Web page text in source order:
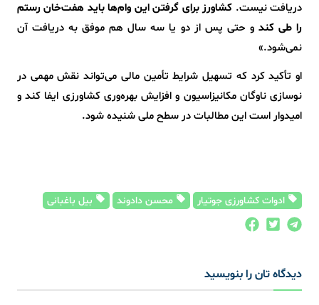
دریافت نیست. کشاورز برای گرفتن این وام‌ها باید هفت‌خان رستم
را طی کند و حتی پس از دو یا سه سال هم موفق به دریافت آن
نمی‌شود.»
او تأکید کرد که تسهیل شرایط تأمین مالی می‌تواند نقش مهمی در
نوسازی ناوگان مکانیزاسیون و افزایش بهره‌وری کشاورزی ایفا کند و
امیدوار است این مطالبات در سطح ملی شنیده شود.
ادوات کشاورزی جوتیار محسن دادوند بیل باغبانی
دیدگاه تان را بنویسید